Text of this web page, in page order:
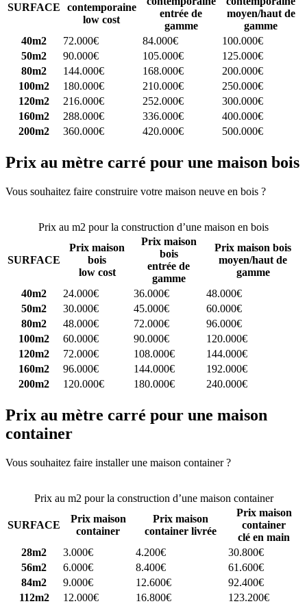
SURFACE
contemporaine
low cost
entrée de
gamme
moyen/haut de
gamme
40m2
72.000€ 84.000€
100.000€
50m2
90.000€ 105.000€
125.000€
80m2
144.000€ 168.000€
200.000€
100m2
180.000€ 210.000€
250.000€
120m2
216.000€ 252.000€
300.000€
160m2
288.000€ 336.000€
400.000€
200m2
360.000€ 420.000€ 500.000€
Prix au mètre carré pour une maison bois
Vous souhaitez faire construire votre maison neuve en bois ?
Prix au m2 pour la construction d’une maison en bois
SURFACE
Prix maison
bois
low cost
Prix maison
bois
entrée de
gamme
Prix maison bois
moyen/haut de
gamme
40m2
24.000€ 36.000€
48.000€
50m2
30.000€ 45.000€
60.000€
80m2
48.000€ 72.000€
96.000€
100m2
60.000€ 90.000€
120.000€
120m2
72.000€ 108.000€
144.000€
160m2
96.000€ 144.000€
192.000€
200m2
120.000€ 180.000€ 240.000€
Prix au mètre carré pour une maison
container
Vous souhaitez faire installer une maison container ?
Prix au m2 pour la construction d’une maison container
SURFACE
Prix maison
container
Prix maison
container livrée
Prix maison
container
clé en main
28m2
3.000€ 4.200€
30.800€
56m2
6.000€ 8.400€
61.600€
84m2
9.000€ 12.600€
92.400€
112m2
12.000€ 16.800€
123.200€